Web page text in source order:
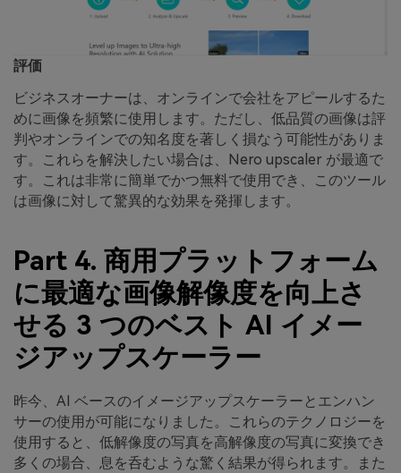
評価
ビジネスオーナーは、オンラインで会社をアピールするた
めに画像を頻繁に使用します。ただし、低品質の画像は評
判やオンラインでの知名度を著しく損なう可能性がありま
す。これらを解決したい場合は、Nero upscaler が最適で
す。これは非常に簡単でかつ無料で使用でき、このツール
は画像に対して驚異的な効果を発揮します。
Part 4. 商用プラットフォーム
に最適な画像解像度を向上さ
せる 3 つのベスト AI イメー
ジアップスケーラー
昨今、AI ベースのイメージアップスケーラーとエンハン
サーの使用が可能になりました。これらのテクノロジーを
使用すると、低解像度の写真を高解像度の写真に変換でき
多くの場合、息を呑むような驚く結果が得られます。また